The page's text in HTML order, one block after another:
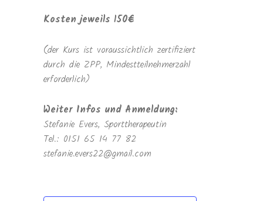
Kosten jeweils 150€
(der Kurs ist voraussichtlich zertifiziert
durch die ZPP, Mindestteilnehmerzahl
erforderlich)
Weiter Infos und Anmeldung:
Stefanie Evers, Sporttherapeutin
Tel.: 0151 65 14 77 82
stefanie.evers22@gmail.com